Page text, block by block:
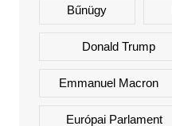
Bűnügy
Donald Trump
Emmanuel Macron
Európai Parlament